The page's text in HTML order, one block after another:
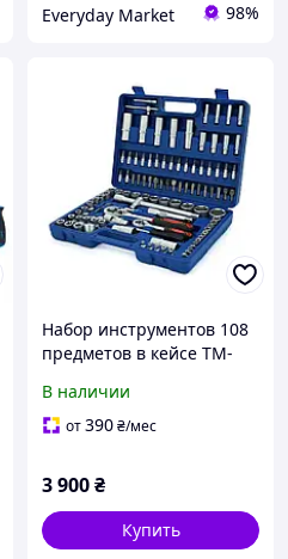
Everyday Market 98%
Набор инструментов 108
предметов в кейсе TM-
автомобильный набор
головок и трещоток
В наличии
от390₴/мес
3 900₴
Купить